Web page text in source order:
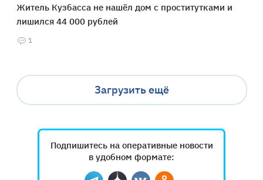
Житель Кузбасса не нашёл дом с проститутками и
лишился 44 000 рублей
1
Загрузить ещё
Подпишитесь на оперативные новости
в удобном формате: